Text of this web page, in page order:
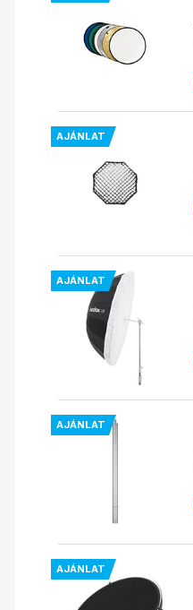
AJÁNLAT
AJÁNLAT
AJÁNLAT
AJÁNLAT